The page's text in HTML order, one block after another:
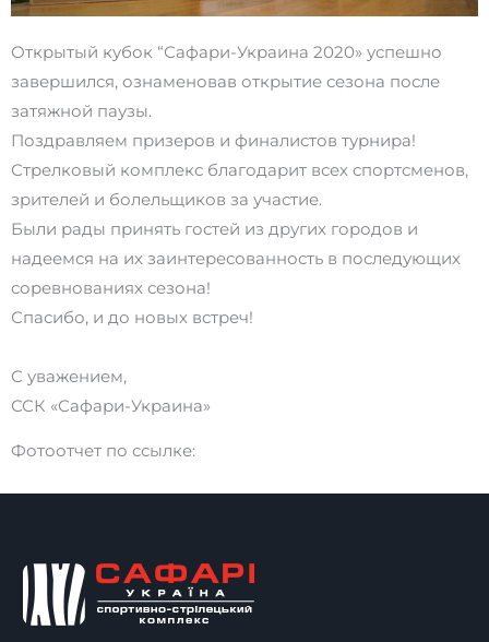
Открытый кубок “Сафари-Украина 2020» успешно
завершился, ознаменовав открытие сезона после
затяжной паузы.
Поздравляем призеров и финалистов турнира!
Стрелковый комплекс благодарит всех спортсменов,
зрителей и болельщиков за участие.
Были рады принять гостей из других городов и
надеемся на их заинтересованность в последующих
соревнованиях сезона!
Спасибо, и до новых встреч!
С уважением,
ССК «Сафари-Украина»
Фотоотчет по ссылке: